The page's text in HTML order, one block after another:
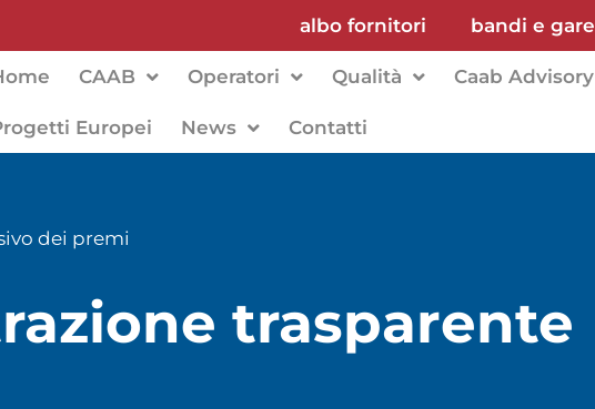
albo fornitori bandi e gare
CAAB Operatori Qualità Caab Advisory
Europei News Contatti
dei premi
trasparente